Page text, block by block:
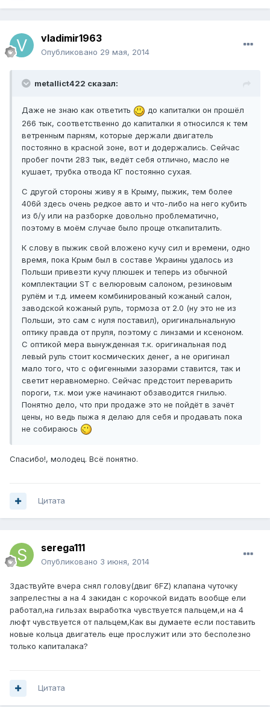
vladimir1963
Опубликовано 29 мая, 2014
metallict422 сказал:
Даже не знаю как ответить
до капиталки он прошёл
266 тык, соответственно до капиталки я относился к тем
ветренным парням, которые держали двигатель
постоянно в красной зоне, вот и додержались. Сейчас
пробег почти 283 тык, ведёт себя отлично, масло не
кушает, трубка отвода КГ постоянно сухая.
С другой стороны живу я в Крыму, пыжик, тем более
406й здесь очень редкое авто и что-либо на него кубить
из б/у или на разборке довольно проблематично,
поэтому в моём случае было проще откапиталить.
К слову в пыжик свой вложено кучу сил и времени, одно
время, пока Крым был в составе Украины удалось из
Польши привезти кучу плюшек и теперь из обычной
комплектации ST с велюровым салоном, резиновым
рулём и т.д. имеем комбинированый кожаный салон,
заводской кожаный руль, тормоза от 2.0 (ну это не из
Польши, это сам с нуля поставил), оригинальнальную
оптику правда от пруля, поэтому с линзами и ксеноном.
С оптикой мера вынужденная т.к. оригинальная под
левый руль стоит космических денег, а не оригинал
мало того, что с офигенными зазорами ставится, так и
светит неравномерно. Сейчас предстоит переварить
пороги, т.к. мои уже начинают обзаводится гнилью.
Понятно дело, что при продаже это не пойдёт в зачёт
цены, но ведь пыжа я делаю для себя и продавать пока
не собираюсь
Спасибо!, молодец. Всё понятно.
Цитата
serega111
Опубликовано 3 июня, 2014
Здаствуйте вчера снял голову(двиг 6FZ) клапана чуточку
запрелестны а на 4 закидан с корочкой видать вообще ели
работал,на гильзах выработка чувствуется пальцем,и на 4
люфт чувствуется от пальцем,Как вы думаете если поставить
новые кольца двигатель еще прослужит или это бесполезно
только капиталака?
Цитата